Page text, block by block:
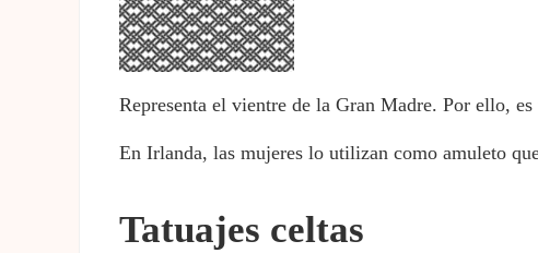
Representa el vientre de la Gran Madre. Por ello,
En Irlanda, las mujeres lo utilizan como amuleto
Tatuajes celtas